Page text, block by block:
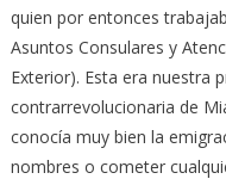
quien por entonces
Asuntos Consulares y
Exterior). Esta era nuestra
contrarrevolucionaria de
conocía muy bien la
nombres o cometer